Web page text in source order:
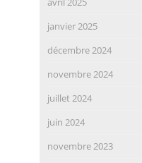
janvier 2025
décembre 2024
novembre 2024
juillet 2024
juin 2024
novembre 2023